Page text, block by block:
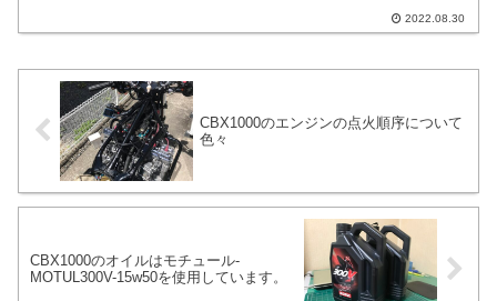
てDIYレベルで配線の不備は発見できま
2022.08.30
CBX1000のエンジンの点火順序について
色々
CBX1000のオイルはモチュール-
MOTUL300V-15w50を使用しています。